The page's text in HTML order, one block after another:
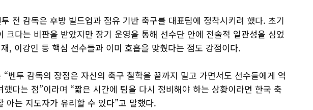
전 감독은 후방 빌드업과 점유 기반 축구를 대표팀에 정착시키려 했다. 초기
크다는 비판을 받았지만 장기 운영을 통해 선수단 안에 전술적 일관성을 심었
, 이강인 등 핵심 선수들과 이미 호흡을 맞췄다는 점도 강점이다.
“벤투 감독의 장점은 자신의 축구 철학을 끝까지 밀고 가면서도 선수들에게 역
했다는 점”이라며 “짧은 시간에 팀을 다시 정비해야 하는 상황이라면 한국 축
아는 지도자가 유리할 수 있다”고 말했다.